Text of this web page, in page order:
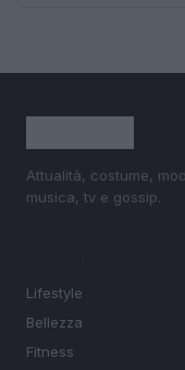
Attualità, costume,
musica, tv e gossip.
Lifestyle
Bellezza
Fitness